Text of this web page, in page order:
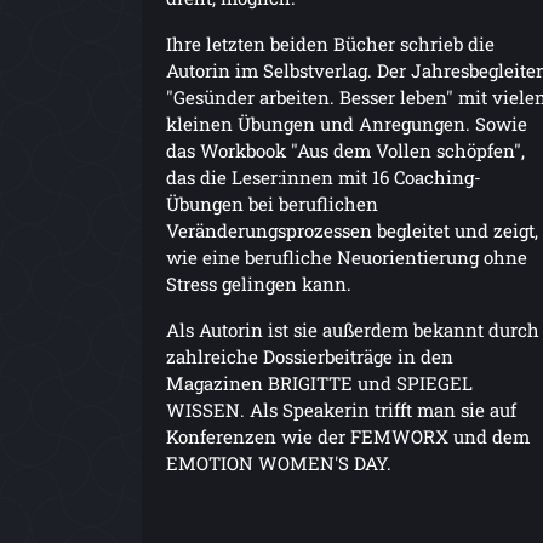
Ihre letzten beiden Bücher schrieb die
Autorin im Selbstverlag. Der Jahresbegleiter
"Gesünder arbeiten. Besser leben" mit
kleinen Übungen und Anregungen. Sowie
das Workbook "Aus dem Vollen schöpfen",
das die Leser:innen mit 16 Coaching-
Übungen bei beruflichen
Veränderungsprozessen begleitet und zeigt,
wie eine berufliche Neuorientierung ohne
Stress gelingen kann.
Als Autorin ist sie außerdem bekannt durch
zahlreiche Dossierbeiträge in den
Magazinen BRIGITTE und SPIEGEL
WISSEN. Als Speakerin trifft man sie auf
Konferenzen wie der FEMWORX und dem
EMOTION WOMEN'S DAY.